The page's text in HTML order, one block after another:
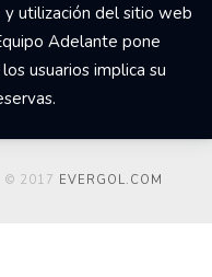
y utilización del sitio web
Adelante pone
usuarios implica su
© 2017 EVERGOL.COM